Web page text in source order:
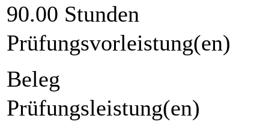
90.00 Stunden
Prüfungsvorleistung(en)
Beleg
Prüfungsleistung(en)